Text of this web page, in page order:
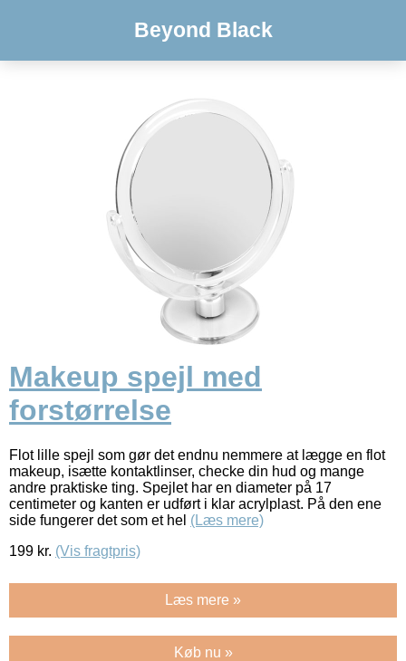
Beyond Black
Makeup spejl med
forstørrelse
Flot lille spejl som gør det endnu nemmere at lægge en flot
makeup, isætte kontaktlinser, checke din hud og mange
andre praktiske ting. Spejlet har en diameter på 17
centimeter og kanten er udført i klar acrylplast. På den ene
side fungerer det som et hel (Læs mere)
199 kr. (Vis fragtpris)
Læs mere »
Køb nu »